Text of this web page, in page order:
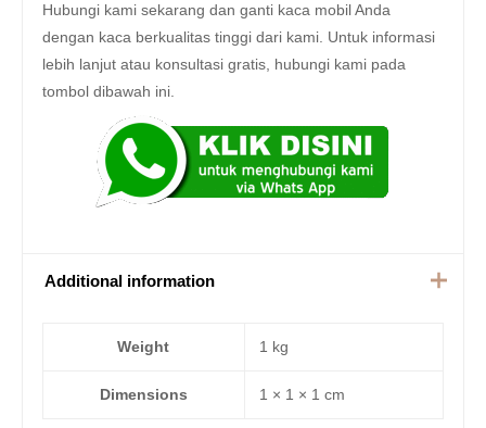
Hubungi kami sekarang dan ganti kaca mobil Anda
dengan kaca berkualitas tinggi dari kami. Untuk informasi
lebih lanjut atau konsultasi gratis, hubungi kami pada
tombol dibawah ini.
Additional information
Weight 1 kg
Dimensions 1 × 1 × 1 cm